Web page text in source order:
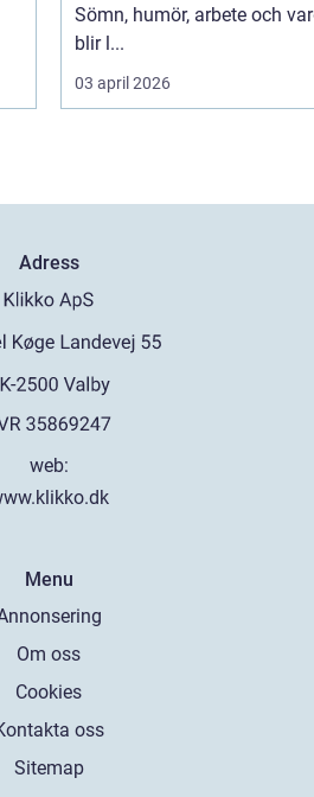
Sömn, humör, arbete och
blir l...
03 april 2026
Adress
web:
Menu
Om oss
Cookies
oss
Sitemap